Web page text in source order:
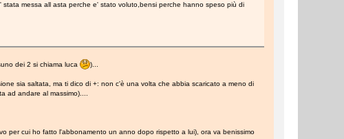
messa all asta perche e' stato voluto,bensi perche hanno speso più di
dei 2 si chiama luca )...
sia saltata, ma ti dico di +: non c'è una volta che abbia scaricato a meno di
ad andare al massimo)....
per cui ho fatto l'abbonamento un anno dopo rispetto a lui), ora va benissimo